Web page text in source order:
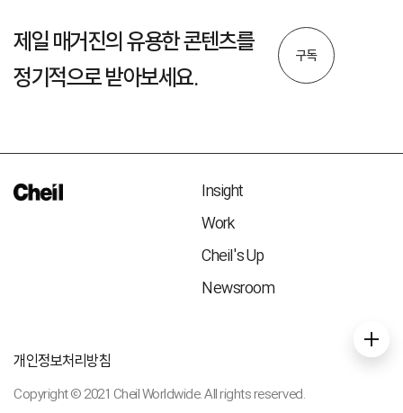
제일 매거진의 유용한 콘텐츠를
정기적으로 받아보세요.
구독
Insight
Work
Cheil's Up
Newsroom
개인정보처리방침
Copyright © 2021 Cheil Worldwide. All rights reserved.